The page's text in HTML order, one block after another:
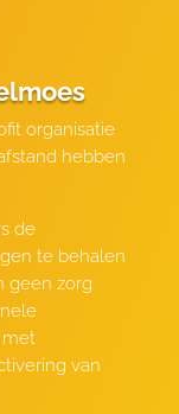
organisatie
hebben
de
te behalen
geen zorg
met
van